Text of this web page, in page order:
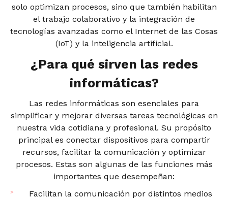
solo optimizan procesos, sino que también habilitan
el trabajo colaborativo y la integración de
tecnologías avanzadas como el Internet de las Cosas
(IoT) y la inteligencia artificial.
¿Para qué sirven las redes
informáticas?
Las redes informáticas son esenciales para
simplificar y mejorar diversas tareas tecnológicas en
nuestra vida cotidiana y profesional. Su propósito
principal es conectar dispositivos para compartir
recursos, facilitar la comunicación y optimizar
procesos. Estas son algunas de las funciones más
importantes que desempeñan:
Facilitan la comunicación por distintos medios